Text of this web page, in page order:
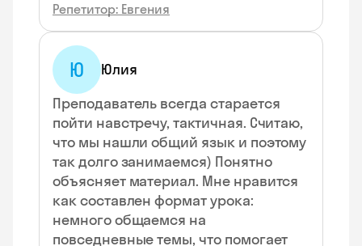
Репетитор: Евгения
Ю
Юлия
Преподаватель всегда старается
пойти навстречу, тактичная. Считаю,
что мы нашли общий язык и поэтому
так долго занимаемся) Понятно
объясняет материал. Мне нравится
как составлен формат урока:
немного общаемся на
повседневные темы, что помогает